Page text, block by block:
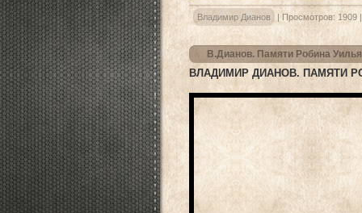
Владимир Дианов | Просмотров: 1909
В.Дианов. Памяти Робина
ВЛАДИМИР ДИАНОВ. ПАМЯТИ